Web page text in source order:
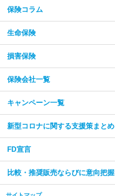
保険コラム
生命保険
損害保険
保険会社一覧
キャンペーン一覧
新型コロナに関する支援策まとめ
FD宣言
比較・推奨販売ならびに意向把